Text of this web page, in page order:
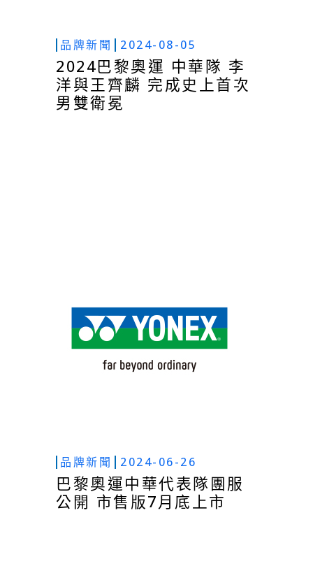
品牌新聞 2024-08-05
2024巴黎奧運 中華隊 李
洋與王齊麟 完成史上首次
男雙衛冕
品牌新聞 2024-06-26
巴黎奧運中華代表隊團服
公開 市售版7月底上市